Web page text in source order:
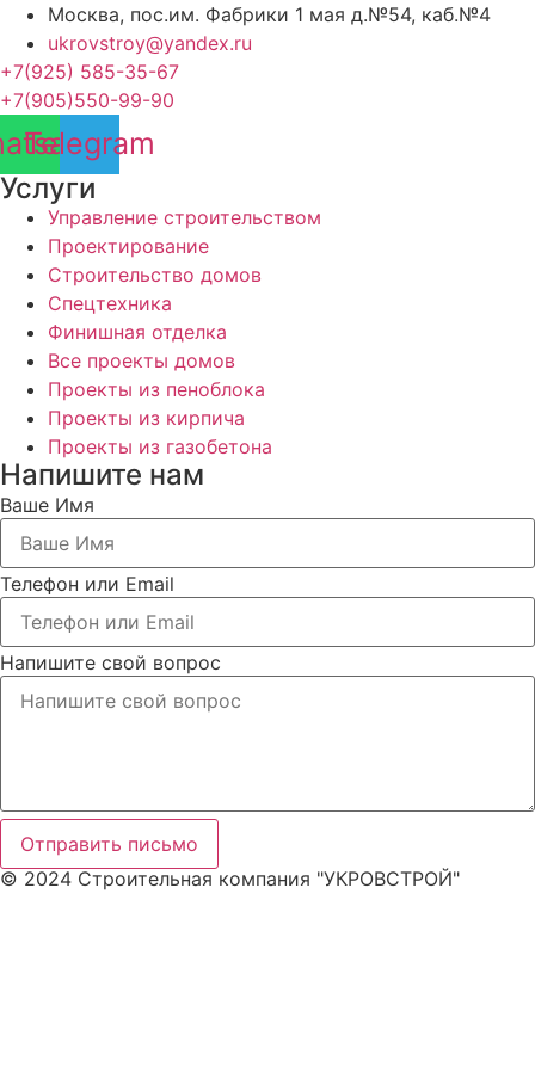
Москва, пос.им. Фабрики 1 мая д.№54, каб.№4
ukrovstroy@yandex.ru
+7(925) 585-35-67
+7(905)550-99-90
Telegram
Услуги
Управление строительством
Проектирование
Строительство домов
Спецтехника
Финишная отделка
Все проекты домов
Проекты из пеноблока
Проекты из кирпича
Проекты из газобетона
Напишите нам
Ваше Имя
Телефон или Email
Напишите свой вопрос
Отправить письмо
© 2024 Строительная компания "УКРОВСТРОЙ"